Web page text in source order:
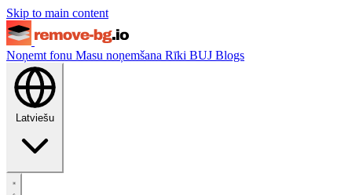
Skip to main content
Noņemt fonu Masu noņemšana Rīki BUJ Blogs
Latviešu